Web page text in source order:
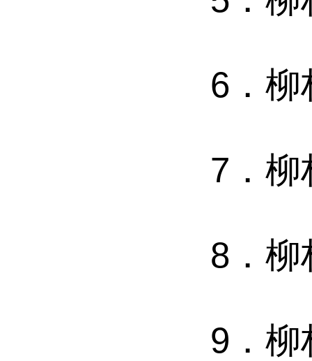
6 ． 柳
7 ． 柳
8 ． 柳
9 ． 柳